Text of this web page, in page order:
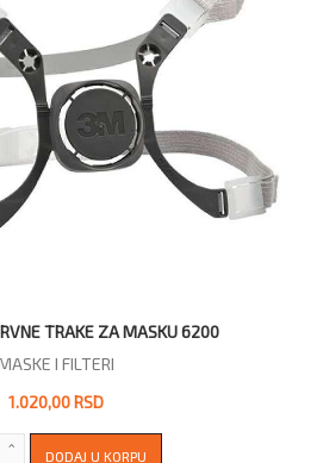
TRAKE ZA MASKU 6200
I FILTERI
1.020,00 RSD